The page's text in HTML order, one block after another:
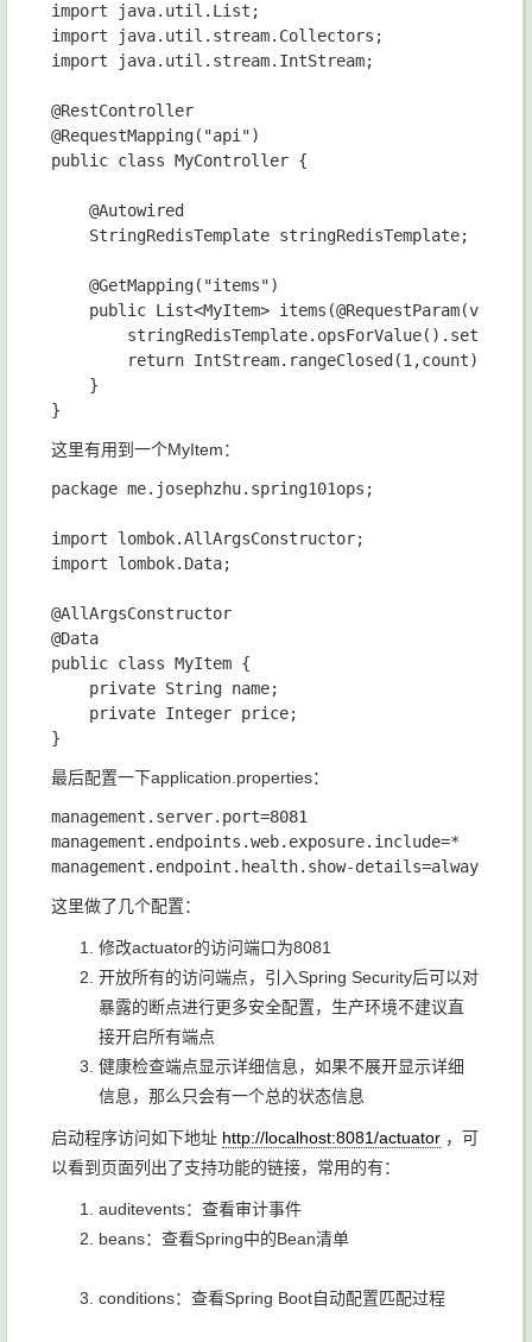
import java.util.List;
import java.util.stream.Collectors;
import java.util.stream.IntStream;
@RestController
@RequestMapping("api")
public class MyController {
    @Autowired
    StringRedisTemplate stringRedisTemplate;
    @GetMapping("items")
public List<MyItem> items(@RequestParam(value
return
    }
这里有用到一个MyItem：
package me.josephzhu.spring101ops;
import lombok.AllArgsConstructor;
import lombok.Data;
@AllArgsConstructor
@Data
public class MyItem {
    private String name;
    private Integer price;
最后配置一下application.properties：
management.server.port=8081
management.endpoints.web.exposure.include=*
这里做了几个配置：
修改actuator的访问端口为8081
开放所有的访问端点，引入Spring Security后可以对
暴露的断点进行更多安全配置，生产环境不建议直
接开启所有端点
健康检查端点显示详细信息，如果不展开显示详细
信息，那么只会有一个总的状态信息
启动程序访问如下地址 http://localhost:8081/actuator ，可
以看到页面列出了支持功能的链接，常用的有：
auditevents：查看审计事件
beans：查看Spring中的Bean清单
conditions：查看Spring Boot自动配置匹配过程